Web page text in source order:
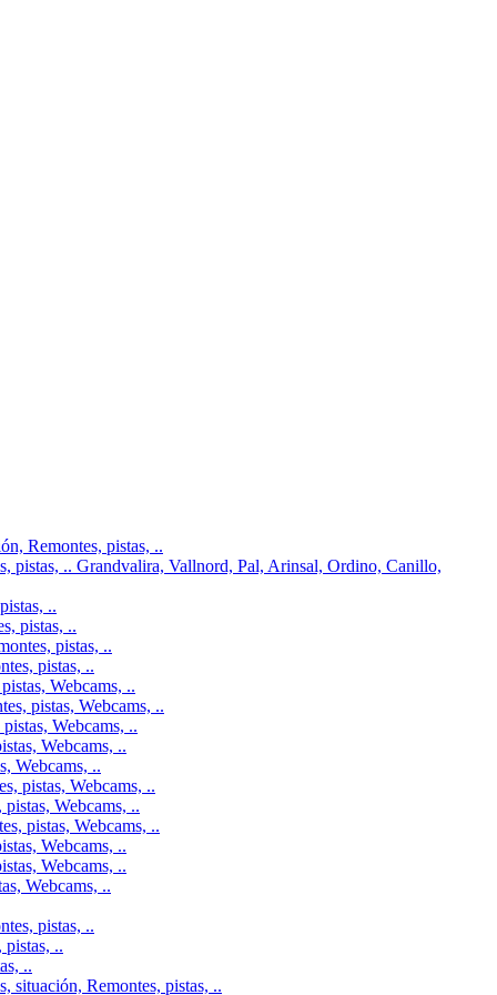
Remontes, pistas, ..
pistas, .. Grandvalira, Vallnord, Pal, Arinsal, Ordino, Canillo,
..
pistas, ..
pistas, ..
pistas, ..
Webcams, ..
pistas, Webcams, ..
Webcams, ..
Webcams, ..
Webcams, ..
pistas, Webcams, ..
Webcams, ..
pistas, Webcams, ..
Webcams, ..
Webcams, ..
Webcams, ..
pistas, ..
..
..
situación, Remontes, pistas, ..